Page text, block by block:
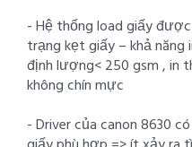
- Hệ thống load giấy
trạng kẹt giấy – khả
định lượng< 250 gsm , in
không chín mực
- Driver của canon 8630